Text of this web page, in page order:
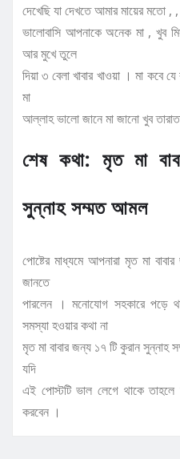
দেখেছি যা দেখতে আমার মায়ের মতো ,
ভালোবাসি আপনাকে অনেক মা , খুব
আর মুখে তুলে
দিয়া ৩ বেলা খাবার খাওয়া । মা কবে
মা
আল্লাহ ভালো জানে মা জানো খুব
শেষ কথা: মৃত মা
সুন্নাহ সম্মত আমল
পোষ্টের মাধ্যমে আপনারা মৃত মা
জানতে
পারলেন । মনোযোগ সহকারে পড়ে
সমস্যা হওয়ার কথা না
মৃত মা বাবার জন্য ১৭ টি কুরান
যদি
এই পোস্টটি ভাল লেগে থাকে
করবেন ।